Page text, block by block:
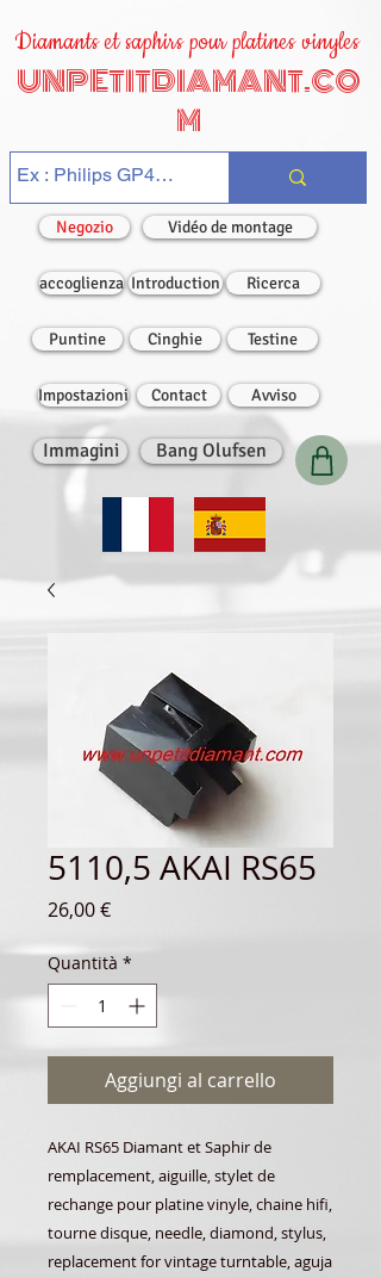
Diamants et saphirs pour platines vinyles
UNPETITDIAMANT.CO
M
Negozio Vidéo de montage
accoglienza Introduction Ricerca
Puntine Cinghie Testine
Impostazioni Contact Avviso
Immagini Bang Olufsen
5110,5 AKAI RS65
26,00 €Prezzo
Quantità *
Aggiungi al carrello
AKAI RS65 Diamant et Saphir de
remplacement, aiguille, stylet de
rechange pour platine vinyle, chaine hifi,
tourne disque, needle, diamond, stylus,
replacement for vintage turntable, aguja